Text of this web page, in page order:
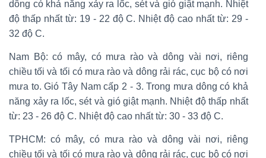
dông có khả năng xảy ra lốc, sét và gió giật mạnh. Nhiệt
độ thấp nhất từ: 19 - 22 độ C. Nhiệt độ cao nhất từ: 29 -
32 độ C.
Nam Bộ: có mây, có mưa rào và dông vài nơi, riêng
chiều tối và tối có mưa rào và dông rải rác, cục bộ có nơi
mưa to. Gió Tây Nam cấp 2 - 3. Trong mưa dông có khả
năng xảy ra lốc, sét và gió giật mạnh. Nhiệt độ thấp nhất
từ: 23 - 26 độ C. Nhiệt độ cao nhất từ: 30 - 33 độ C.
TPHCM: có mây, có mưa rào và dông vài nơi, riêng
chiều tối và tối có mưa rào và dông rải rác, cục bộ có nơi